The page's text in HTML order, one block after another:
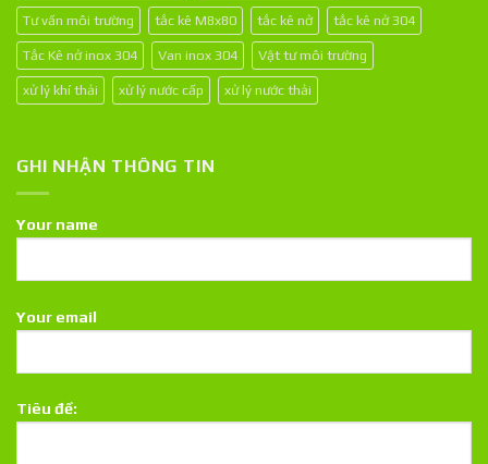
Tư vấn môi trường tắc kê M8x80 tắc kê nở tắc kê nở 304
Tắc Kê nở inox 304 Van inox 304 Vật tư môi trường
xử lý khí thải xử lý nước cấp xử lý nước thải
GHI NHẬN THÔNG TIN
Your name
Your email
Tiêu đề: